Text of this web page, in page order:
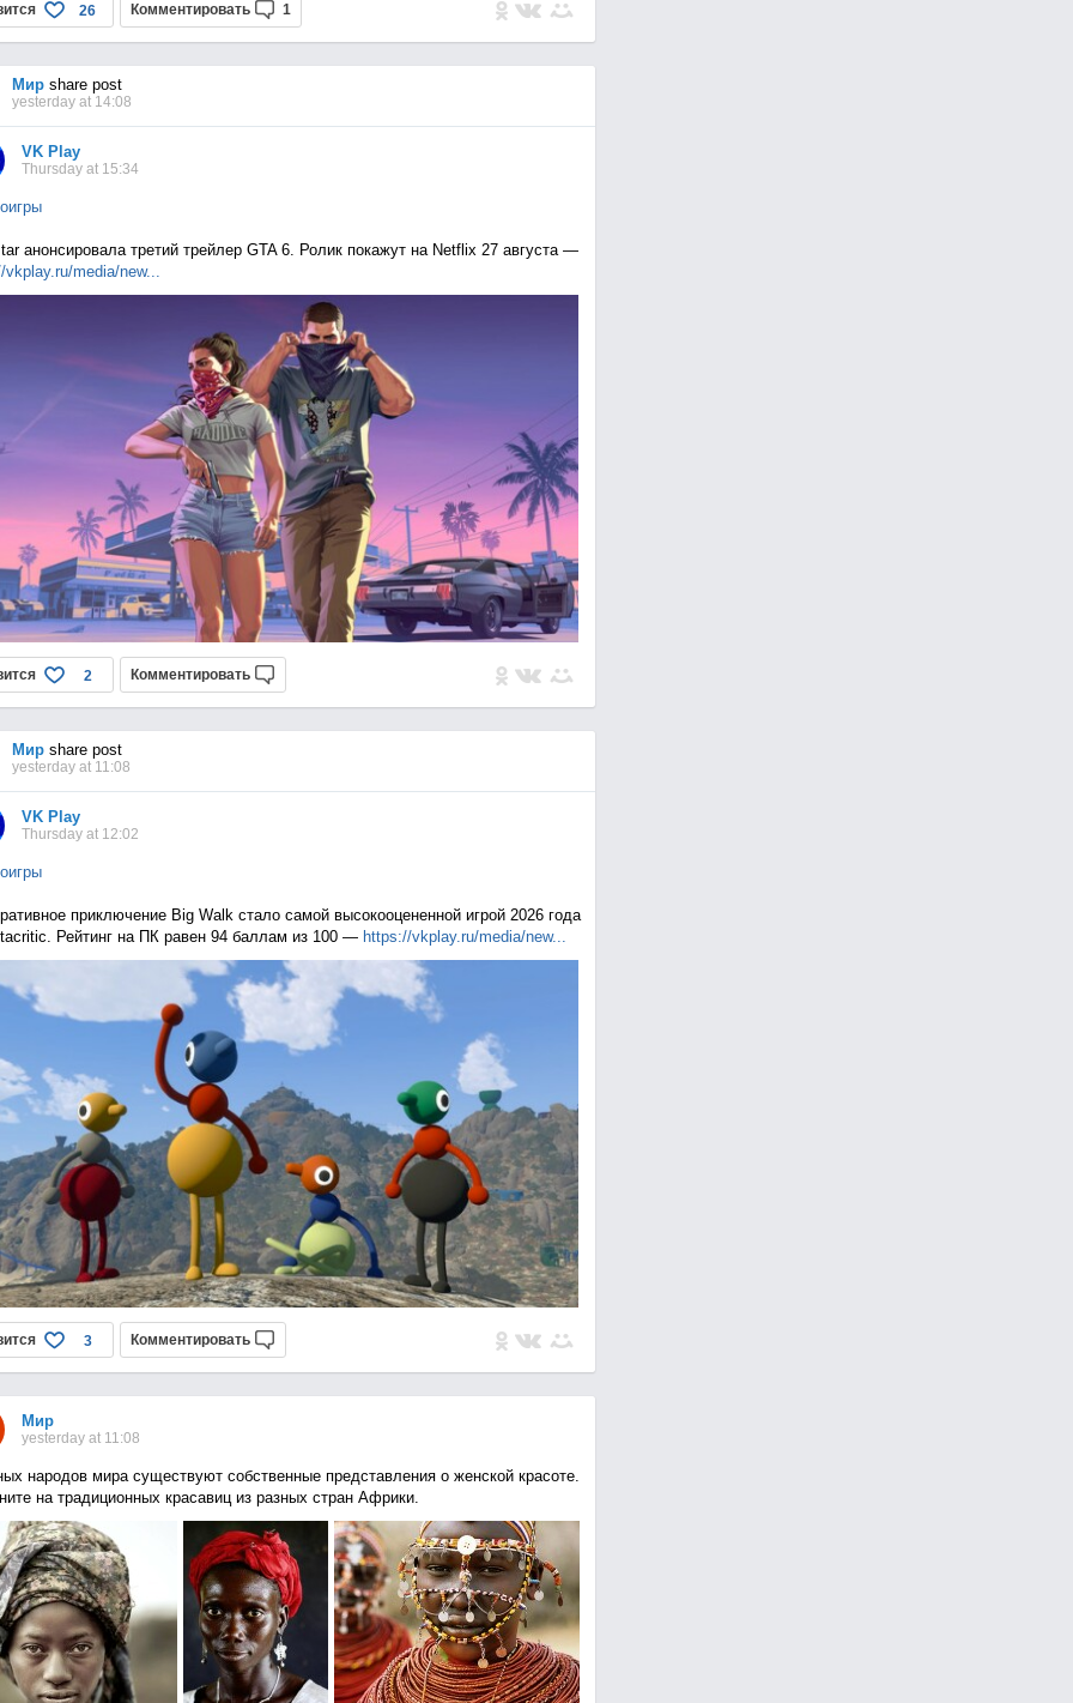
26 Комментировать 1
Мирshare post
yesterday at 14:08
VK Play
Thursday at 15:34
анонсировала третий трейлер GTA 6. Ролик покажут на Netflix 27 августа —
vkplay.ru/media/new...
2 Комментировать
Мирshare post
yesterday at 11:08
VK Play
Thursday at 12:02
приключение Big Walk стало самой высокооцененной игрой 2026 года
Рейтинг на ПК равен 94 баллам из 100 — https://vkplay.ru/media/new...
3 Комментировать
Мир
yesterday at 11:08
народов мира существуют собственные представления о женской красоте.
на традиционных красавиц из разных стран Африки.